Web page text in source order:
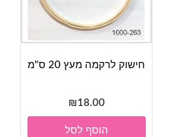
חישוק לרקמה מעץ 20 ס"מ
₪18.00
הוסף לסל